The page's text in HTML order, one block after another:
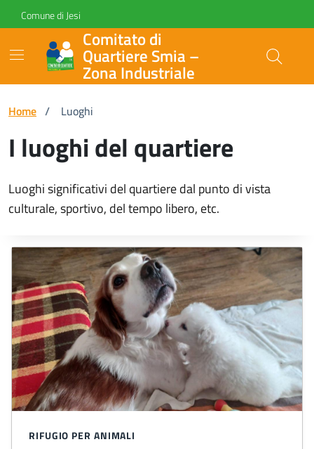
Skip to Main Content
Vai ai contenuti
Vai al footer
Comune di Jesi
Comitato di
Quartiere Smia –
Zona Industriale
Home / Luoghi
I luoghi del quartiere
Luoghi significativi del quartiere dal punto di vista
culturale, sportivo, del tempo libero, etc.
RIFUGIO PER ANIMALI